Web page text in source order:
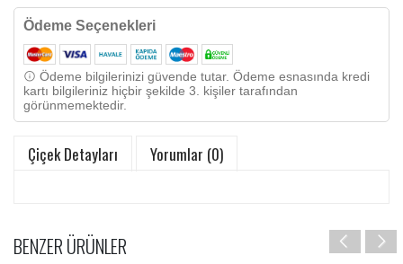
Ödeme Seçenekleri
Ödeme bilgilerinizi güvende tutar. Ödeme esnasında kredi
kartı bilgileriniz hiçbir şekilde 3. kişiler tarafından
görünmemektedir.
Çiçek Detayları Yorumlar (0)
BENZER ÜRÜNLER